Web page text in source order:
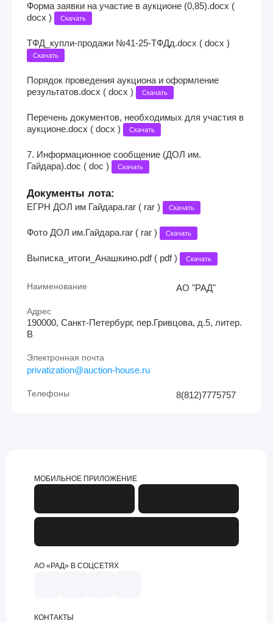
Форма заявки на участие в аукционе (0,85).docx (
docx )
Скачать
ТФД_купли-продажи №41-25-ТФДд.docx ( docx )
Скачать
Порядок проведения аукциона и оформление
результатов.docx ( docx )
Скачать
Перечень документов, необходимых для участия в
аукционе.docx ( docx )
Скачать
7. Информационное сообщение (ДОЛ им.
Гайдара).doc ( doc )
Скачать
Документы лота:
ЕГРН ДОЛ им Гайдара.rar ( rar ) Скачать
Фото ДОЛ им.Гайдара.rar ( rar ) Скачать
Выписка_итоги_Анашкино.pdf ( pdf ) Скачать
Наименование АО "РАД"
Адрес
190000, Санкт-Петербург, пер.Гривцова, д.5, литер.
В
Электронная почта
privatization@auction-house.ru
Телефоны 8(812)7775757
МОБИЛЬНОЕ ПРИЛОЖЕНИЕ
АО «РАД» В СОЦСЕТЯХ
КОНТАКТЫ